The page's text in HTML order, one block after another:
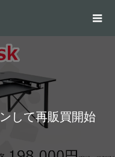
して再販買開始